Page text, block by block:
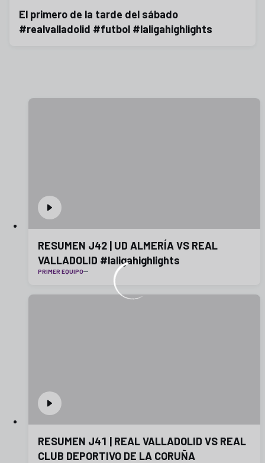
El primero de la tarde del sábado
#realvalladolid #futbol #laligahighlights
RESUMEN J42 | UD ALMERÍA VS REAL
VALLADOLID #laligahighlights
PRIMER EQUIPO
RESUMEN J41 | REAL VALLADOLID VS REAL
CLUB DEPORTIVO DE LA CORUÑA